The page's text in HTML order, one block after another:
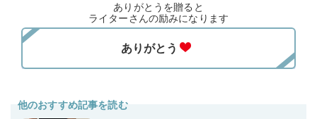
ありがとうを贈ると
ライターさんの励みになります
他のおすすめ記事を読む